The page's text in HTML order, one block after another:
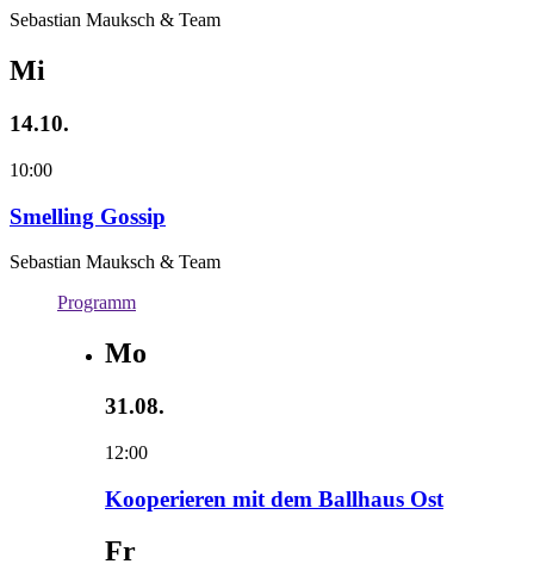
Sebastian Mauksch & Team
Mi
14.10.
10:00
Smelling Gossip
Sebastian Mauksch & Team
Programm
Mo
31.08.
12:00
Kooperieren mit dem Ballhaus Ost
Fr